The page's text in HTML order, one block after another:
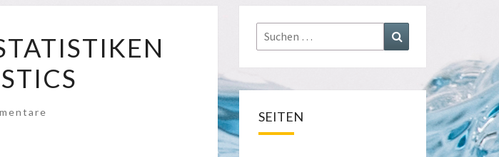
Suchen
nach:
SEITEN